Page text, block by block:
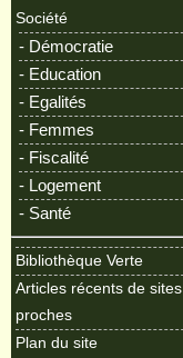
Société
- Démocratie
- Education
- Egalités
- Femmes
- Fiscalité
- Logement
- Santé
Bibliothèque Verte
Articles récents de sites
proches
Plan du site